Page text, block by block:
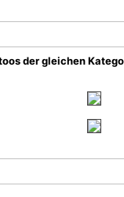
der gleichen